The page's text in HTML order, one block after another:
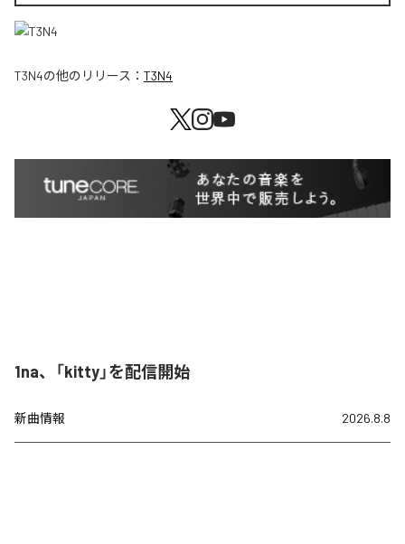
T3N4の他のリリース： T3N4
1na、「kitty」を配信開始
新曲情報 2026.8.8